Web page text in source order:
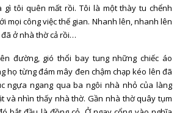
tôi quên mất rồi. Tôi là một thày tu chểnh
mọi công việc thế gian. Nhanh lên, nhanh lên
đã ở nhà thờ cả rồi…
đường, gió thổi bay tung những chiếc áo
họ từng đám mây đen chậm chạp kéo lên đã
ngựa ngang qua ba ngôi nhà nhỏ của làng
và nhìn thấy nhà thờ. Gần nhà thờ quây tụm